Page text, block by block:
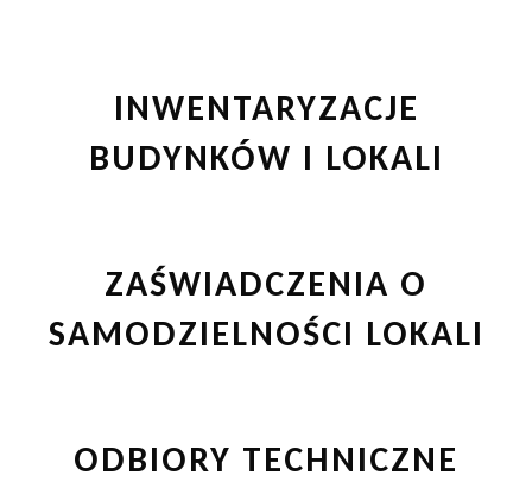
INWENTARYZACJE
BUDYNKÓW I LOKALI
ZAŚWIADCZENIA O
SAMODZIELNOŚCI LOKALI
ODBIORY TECHNICZNE